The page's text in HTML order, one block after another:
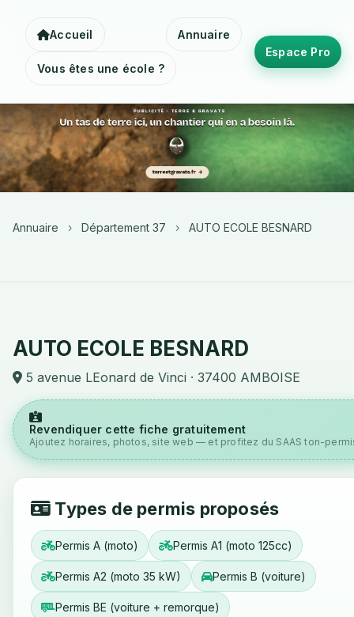
Accueil Annuaire
Vous êtes une école ?
Espace Pro
Annuaire › Département 37 › AUTO ECOLE BESNARD
AUTO ECOLE BESNARD
5 avenue LEonard de Vinci · 37400 AMBOISE
Revendiquer cette fiche gratuitement
Ajoutez horaires, photos, site web — et profitez du SAAS ton-
Types de permis proposés
Permis A (moto) Permis A1 (moto 125cc)
Permis A2 (moto 35 kW) Permis B (voiture)
Permis BE (voiture + remorque)